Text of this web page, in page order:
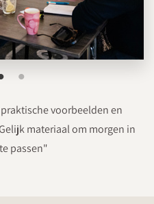
voorbeelden en
materiaal om morgen in
passen"